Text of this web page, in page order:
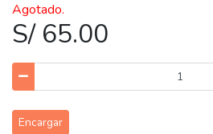
Agotado.
S/ 65.00
Encargar